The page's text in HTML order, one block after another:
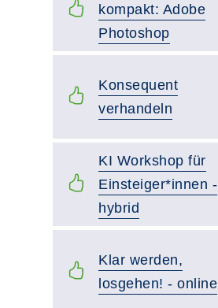
kompakt: Adobe
Photoshop
Konsequent
verhandeln
KI Workshop für
Einsteiger*innen -
hybrid
Klar werden,
losgehen! - online